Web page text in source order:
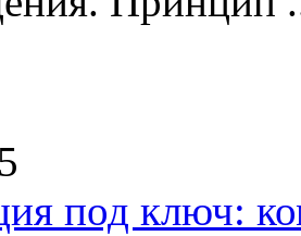
под ключ: